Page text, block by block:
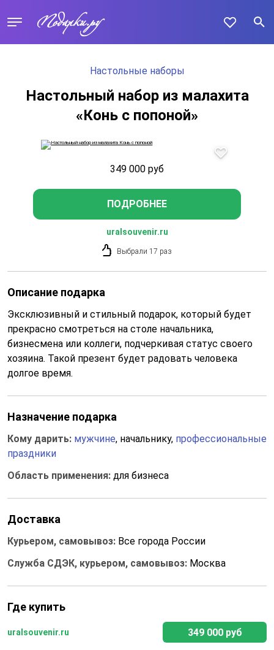
Настольные наборы
Настольный набор из малахита
«Конь с попоной»
349 000 руб
ПОДРОБНЕЕ
uralsouvenir.ru
Выбрали 17 раз
Описание подарка
Эксклюзивный и стильный подарок, который будет
прекрасно смотреться на столе начальника,
бизнесмена или коллеги, подчеркивая статус своего
хозяина. Такой презент будет радовать человека
долгое время.
Назначение подарка
Кому дарить: мужчине, начальнику, профессиональные
праздники
Область применения: для бизнеса
Доставка
Курьером, самовывоз: Все города России
Служба СДЭК, курьером, самовывоз: Москва
Где купить
uralsouvenir.ru 349 000 руб